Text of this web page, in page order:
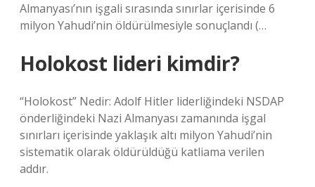
Almanyası’nın işgali sırasında sınırlar içerisinde 6
milyon Yahudi’nin öldürülmesiyle sonuçlandı (…
Holokost lideri kimdir?
“Holokost” Nedir: Adolf Hitler liderliğindeki NSDAP
önderliğindeki Nazi Almanyası zamanında işgal
sınırları içerisinde yaklaşık altı milyon Yahudi’nin
sistematik olarak öldürüldüğü katliama verilen
addır.